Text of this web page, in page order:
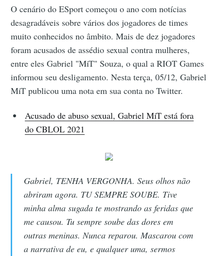
O cenário do ESport começou o ano com notícias
desagradáveis sobre vários dos jogadores de times
muito conhecidos no âmbito. Mais de dez jogadores
foram acusados de assédio sexual contra mulheres,
entre eles Gabriel "MiT" Souza, o qual a RIOT Games
informou seu desligamento. Nesta terça, 05/12, Gabriel
MiT publicou uma nota em sua conta no Twitter.
Acusado de abuso sexual, Gabriel MiT está fora
do CBLOL 2021
Gabriel, TENHA VERGONHA. Seus olhos não
abriram agora. TU SEMPRE SOUBE. Tive
minha alma sugada te mostrando as feridas que
me causou. Tu sempre soube das dores em
outras meninas. Nunca reparou. Mascarou com
a narrativa de eu, e qualquer uma, sermos